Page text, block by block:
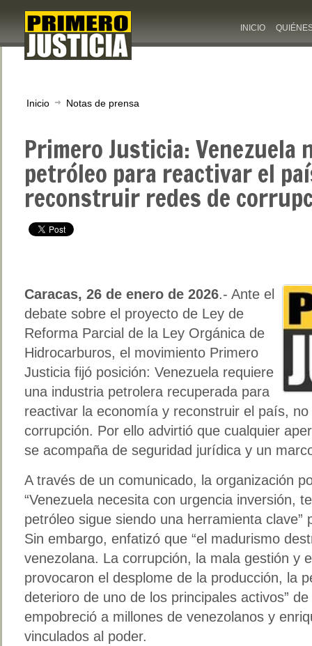
INICIO
Inicio Notas de prensa
Primero Justicia: Venezuela
petróleo para reactivar el
reconstruir redes de
Caracas, 26 de enero de 2026.- Ante el
debate sobre el proyecto de Ley de
Reforma Parcial de la Ley Orgánica de
Hidrocarburos, el movimiento Primero
Justicia fijó posición: Venezuela requiere
una industria petrolera recuperada para
reactivar la economía y reconstruir el país,
corrupción. Por ello advirtió que cualquier
se acompaña de seguridad jurídica y un
A través de un comunicado, la organización
“Venezuela necesita con urgencia inversión,
petróleo sigue siendo una herramienta clave”
Sin embargo, enfatizó que “el madurismo
venezolana. La corrupción, la mala gestión y
provocaron el desplome de la producción, la
deterioro de uno de los principales activos”
empobreció a millones de venezolanos y
vinculados al poder.